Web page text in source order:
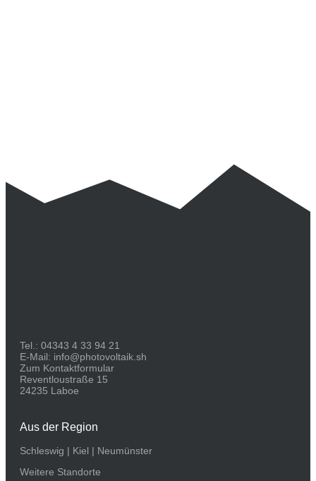
Tel.: 04343 4 33 94 21
E-Mail: info@photovoltaik.sh
Zum Kontaktformular
Reventloustraße 15
24235 Laboe
Aus der Region
Schleswig | Kiel | Neumünster
Weitere Standorte